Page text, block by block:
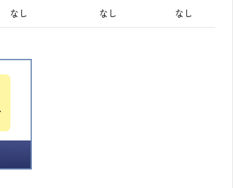
なし なし なし